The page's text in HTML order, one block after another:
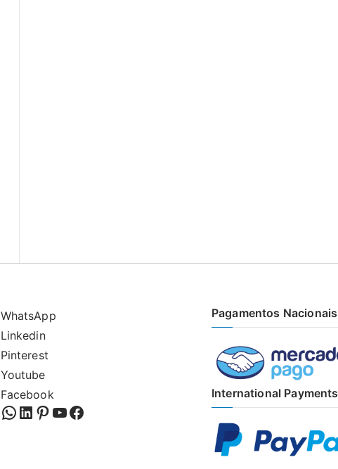
WhatsApp
Linkedin
Pinterest
Youtube
Facebook
WhatsApp
LinkedIn
Pinterest
YouTube
Facebook
Pagamentos Nacionais
International Payments